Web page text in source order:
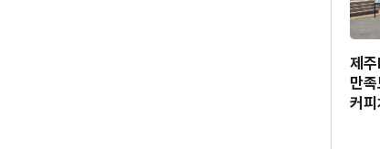
제
만
커